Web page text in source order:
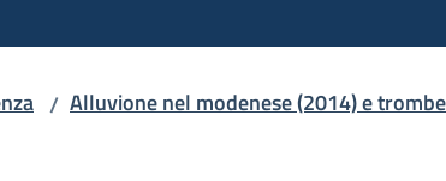
/ Alluvione nel modenese (2014) e